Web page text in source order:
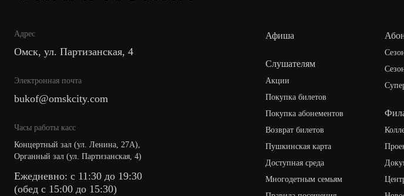
Адрес
Омск, ул. Партизанская, 4
Электронная почта
bukof@omskcity.com
Часы работы касс
Концертный зал (ул. Ленина, 27А),
Органный зал (ул. Партизанская, 4)
Ежедневно: с 11:30 до 19:30
(обед с 15:00 до 15:30)
Афиша
Слушателям
Акции
Покупка билетов
Покупка абонементов
Возврат билетов
Пушкинская карта
Доступная среда
Многодетным семьям